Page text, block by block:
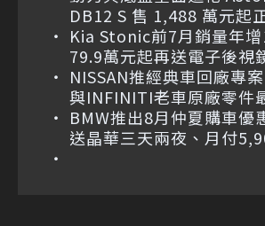
DB12 S 售 1,488 萬元起
Kia Stonic前7月銷量年
79.9萬元起再送電子後視
NISSAN推經典車回廠專
與INFINITI老車原廠零件
BMW推出8月仲夏購車
送晶華三天兩夜、月付